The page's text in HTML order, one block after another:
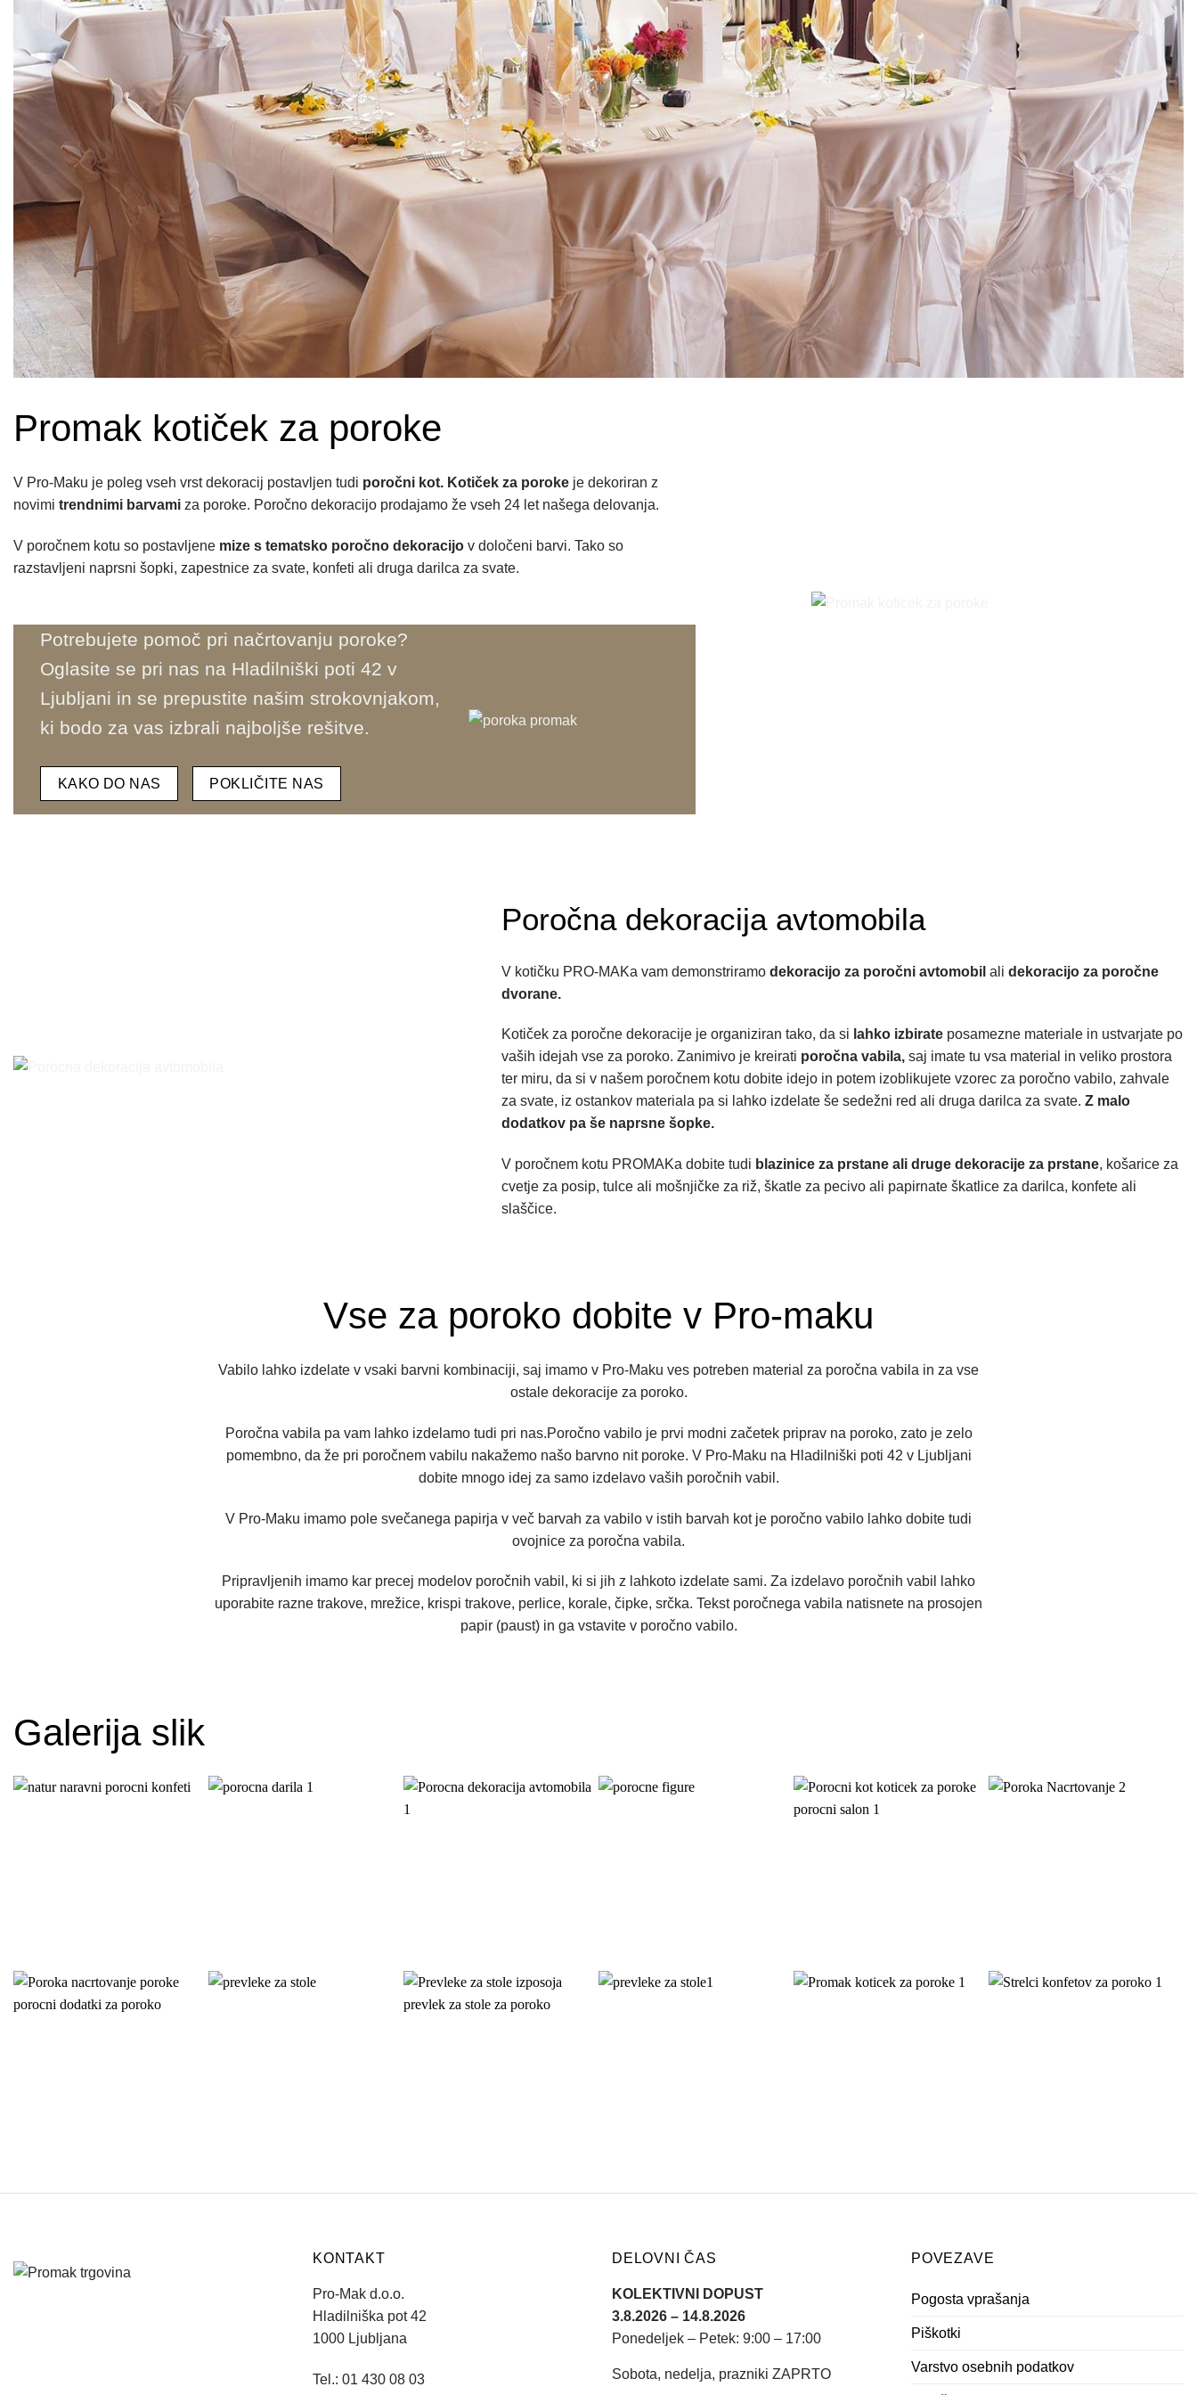
Promak kotiček za poroke
V Pro-Maku je poleg vseh vrst dekoracij postavljen tudi poročni kot. Kotiček za poroke je dekoriran z
novimi trendnimi barvami za poroke. Poročno dekoracijo prodajamo že vseh 24 let našega delovanja.
V poročnem kotu so postavljene mize s tematsko poročno dekoracijo v določeni barvi. Tako so
razstavljeni naprsni šopki, zapestnice za svate, konfeti ali druga darilca za svate.
Potrebujete pomoč pri načrtovanju poroke?
Oglasite se pri nas na Hladilniški poti 42 v
Ljubljani in se prepustite našim strokovnjakom,
ki bodo za vas izbrali najboljše rešitve.
KAKO DO NAS POKLIČITE NAS
Poročna dekoracija avtomobila
V kotičku PRO-MAKa vam demonstriramo dekoracijo za poročni avtomobil ali dekoracijo za poročne
dvorane.
Kotiček za poročne dekoracije je organiziran tako, da si lahko izbirate posamezne materiale in ustvarjate po
vaših idejah vse za poroko. Zanimivo je kreirati poročna vabila, saj imate tu vsa material in veliko prostora
ter miru, da si v našem poročnem kotu dobite idejo in potem izoblikujete vzorec za poročno vabilo, zahvale
za svate, iz ostankov materiala pa si lahko izdelate še sedežni red ali druga darilca za svate. Z malo
dodatkov pa še naprsne šopke.
V poročnem kotu PROMAKa dobite tudi blazinice za prstane ali druge dekoracije za prstane, košarice za
cvetje za posip, tulce ali mošnjičke za riž, škatle za pecivo ali papirnate škatlice za darilca, konfete ali
slaščice.
Vse za poroko dobite v Pro-maku
Vabilo lahko izdelate v vsaki barvni kombinaciji, saj imamo v Pro-Maku ves potreben material za poročna vabila in za vse
ostale dekoracije za poroko.
Poročna vabila pa vam lahko izdelamo tudi pri nas.Poročno vabilo je prvi modni začetek priprav na poroko, zato je zelo
pomembno, da že pri poročnem vabilu nakažemo našo barvno nit poroke. V Pro-Maku na Hladilniški poti 42 v Ljubljani
dobite mnogo idej za samo izdelavo vaših poročnih vabil.
V Pro-Maku imamo pole svečanega papirja v več barvah za vabilo v istih barvah kot je poročno vabilo lahko dobite tudi
ovojnice za poročna vabila.
Pripravljenih imamo kar precej modelov poročnih vabil, ki si jih z lahkoto izdelate sami. Za izdelavo poročnih vabil lahko
uporabite razne trakove, mrežice, krispi trakove, perlice, korale, čipke, srčka. Tekst poročnega vabila natisnete na prosojen
papir (paust) in ga vstavite v poročno vabilo.
Galerija slik
KONTAKT
Pro-Mak d.o.o.
Hladilniška pot 42
1000 Ljubljana
Tel.: 01 430 08 03
DELOVNI ČAS
KOLEKTIVNI DOPUST
3.8.2026 – 14.8.2026
Ponedeljek – Petek: 9:00 – 17:00
Sobota, nedelja, prazniki ZAPRTO
POVEZAVE
Pogosta vprašanja
Piškotki
Varstvo osebnih podatkov